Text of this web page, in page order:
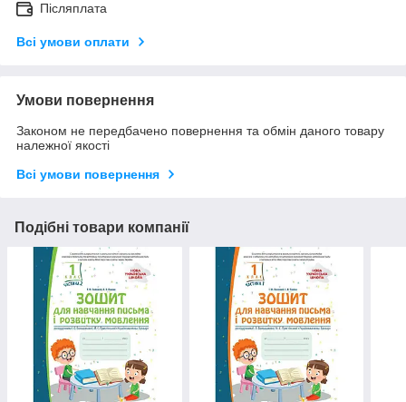
Післяплата
Всі умови оплати
Умови повернення
Законом не передбачено повернення та обмін даного товару
належної якості
Всі умови повернення
Подібні товари компанії